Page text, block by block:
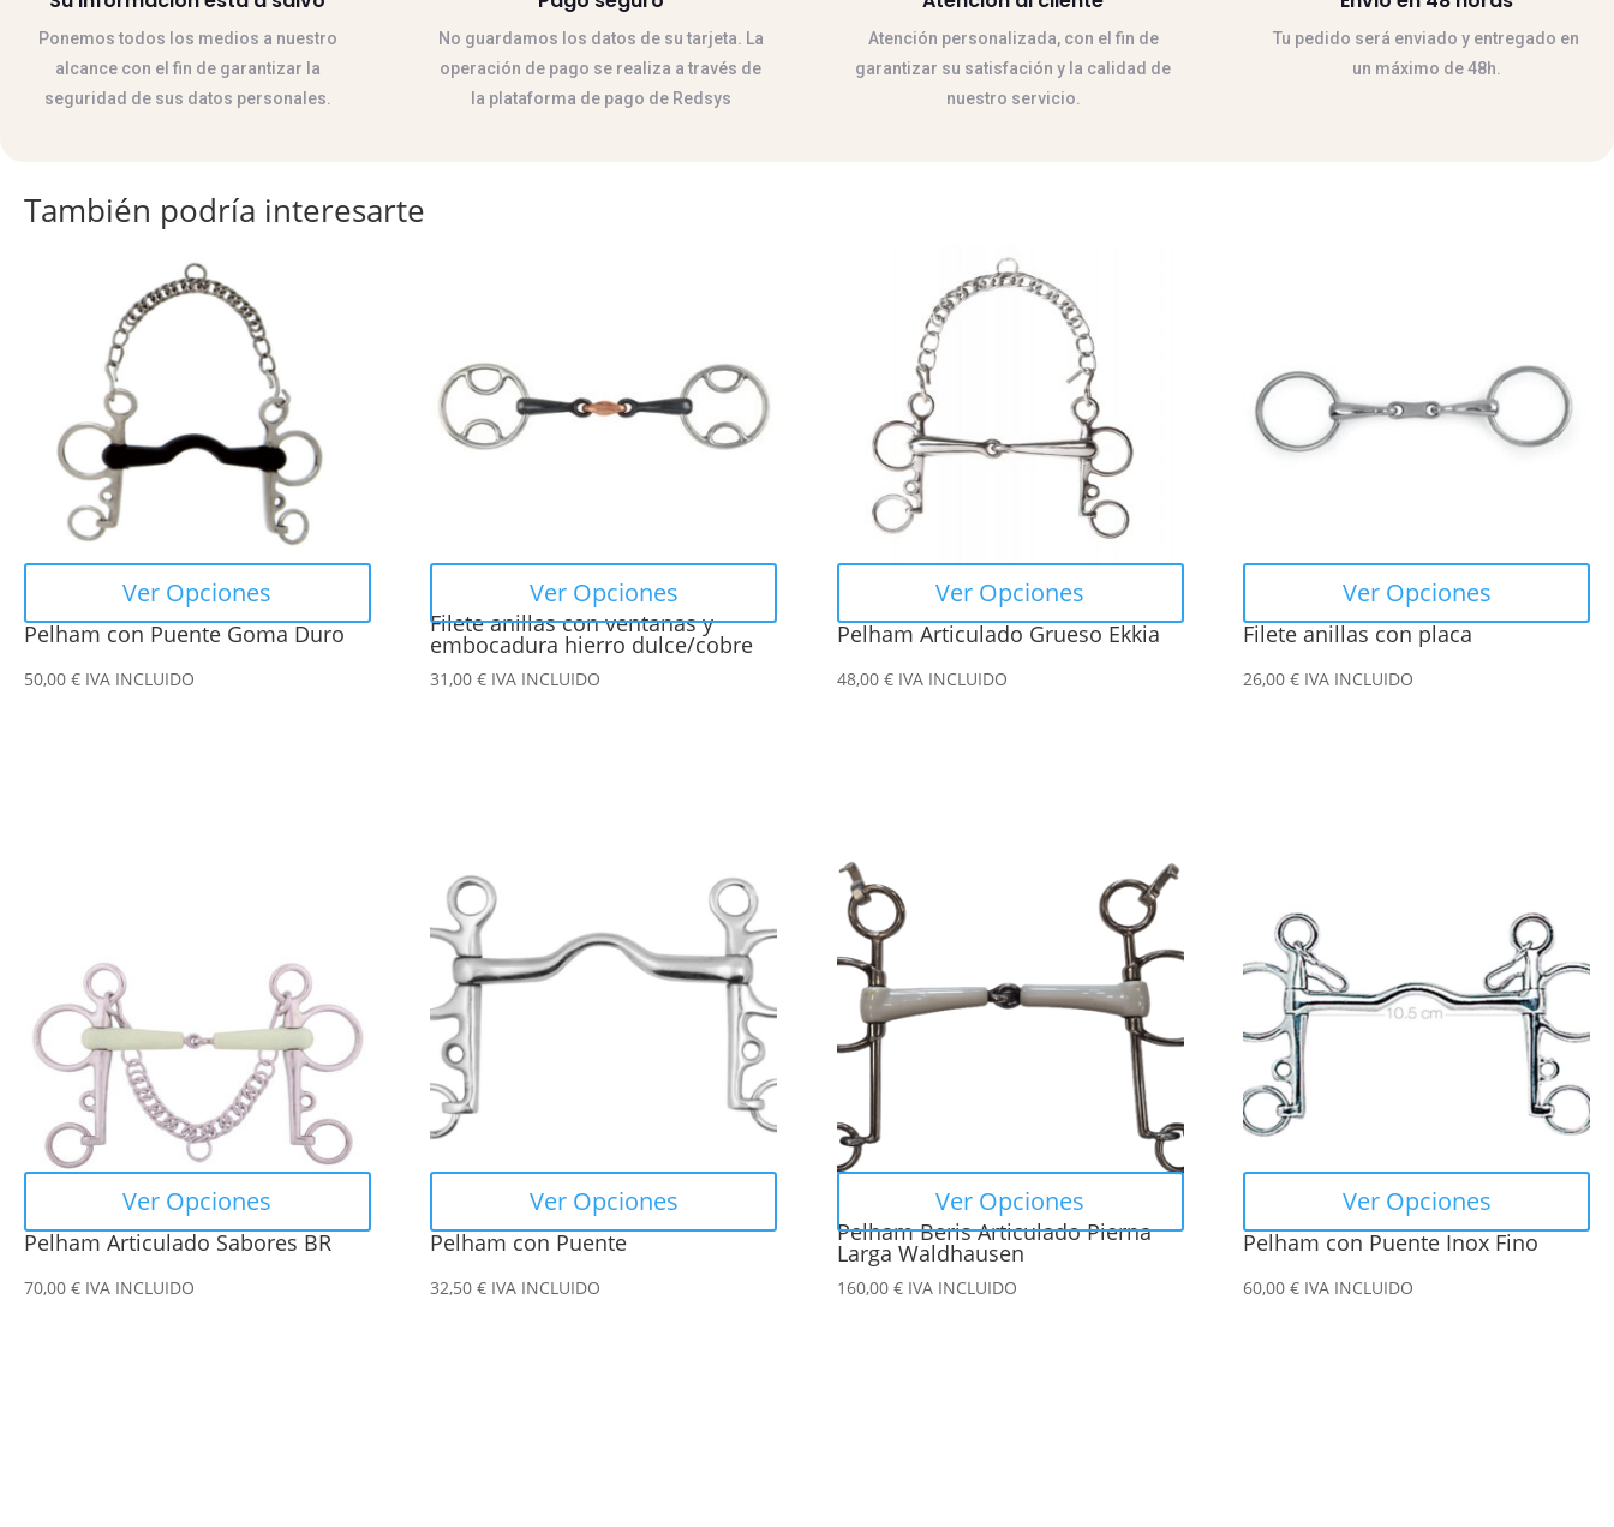
Ponemos todos los medios a nuestro
alcance con el fin de garantizar la
seguridad de sus datos personales.
No guardamos los datos de su tarjeta. La
operación de pago se realiza a través de
la plataforma de pago de Redsys
Atención personalizada, con el fin de
garantizar su satisfación y la calidad de
nuestro servicio.
Tu pedido será enviado y entregado en
un máximo de 48h.
También podría interesarte
Pelham con Puente Goma Duro
50,00 € IVA INCLUIDO
Ver Opciones
opciones
pueden
en
página
Filete anillas con ventanas y
embocadura hierro dulce/cobre
31,00€ IVA INCLUIDO
Ver Opciones
variantes.
Las
opciones
en
página
Pelham Articulado Grueso Ekkia
48,00 € IVA INCLUIDO
Ver Opciones
opciones
pueden
en
página
Filete anillas con placa
26,00€ IVA INCLUIDO
Ver Opciones
variantes.
Las
opciones
en
página
Pelham Articulado Sabores BR
70,00 € IVA INCLUIDO
Ver Opciones
múltiples
variantes.
Las
opciones
pueden
elegir
en
página
Pelham con Puente
32,50€ IVA INCLUIDO
Ver Opciones
producto
tiene
múltiples
variantes.
Las
opciones
se
pueden
en
página
Pelham Beris Articulado Pierna
Larga Waldhausen
160,00 € IVA INCLUIDO
Ver Opciones
Este
producto
tiene
múltiples
variantes.
Las
opciones
pueden
elegir
en
página
Pelham con Puente Inox Fino
60,00€ IVA INCLUIDO
Ver Opciones
tiene
múltiples
variantes.
opciones
se
pueden
en
página